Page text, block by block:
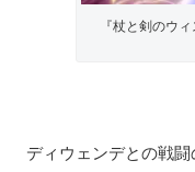
『杖と剣のウ
ディウェンデとの戦